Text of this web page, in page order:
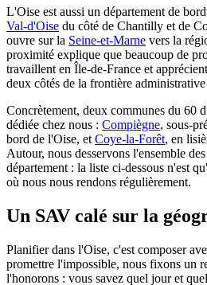
L'Oise est aussi un département de
Val-d'Oise du côté de Chantilly et de
ouvre sur la Seine-et-Marne vers la
proximité explique que beaucoup de
travaillent en Île-de-France et
deux côtés de la frontière
Concrètement, deux communes du 60
dédiée chez nous : Compiègne, sous-
bord de l'Oise, et Coye-la-Forêt, en
Autour, nous desservons l'ensemble
département : la liste ci-dessous n'est
où nous nous rendons régulièrement.
Un SAV calé sur la
Planifier dans l'Oise, c'est composer
promettre l'impossible, nous fixons un
l'honorons : vous savez quel jour et